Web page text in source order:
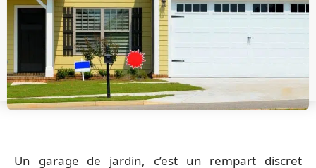
Un garage de jardin, c’est un rempart discret